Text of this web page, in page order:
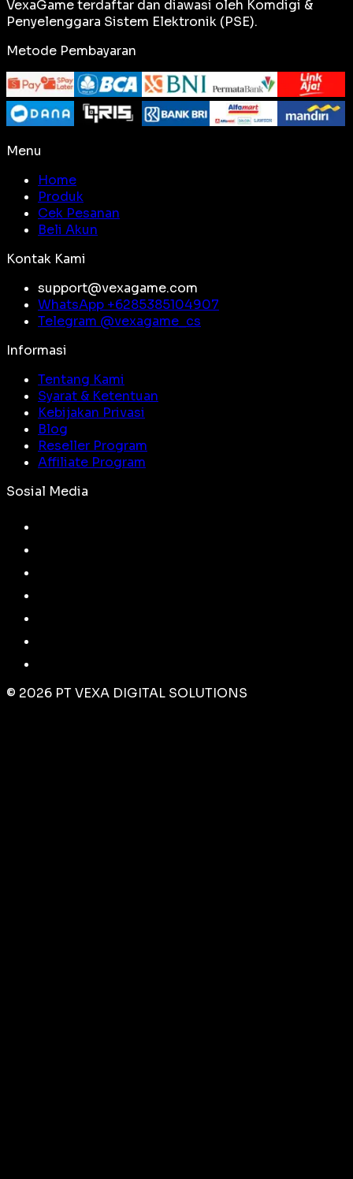
VexaGame terdaftar dan diawasi oleh Komdigi &
Penyelenggara Sistem Elektronik (PSE).
Metode Pembayaran
Menu
Home
Produk
Cek Pesanan
Beli Akun
Kontak Kami
support@vexagame.com
WhatsApp +6285385104907
Telegram @vexagame_cs
Informasi
Tentang Kami
Syarat & Ketentuan
Kebijakan Privasi
Blog
Reseller Program
Affiliate Program
Sosial Media
© 2026 PT VEXA DIGITAL SOLUTIONS